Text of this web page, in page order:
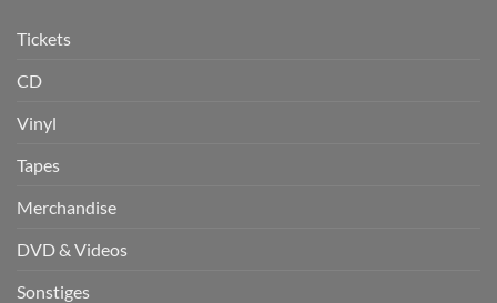
Tickets
CD
Vinyl
Tapes
Merchandise
DVD & Videos
Sonstiges